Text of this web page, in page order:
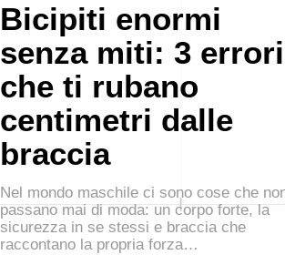
Bicipiti enormi
senza miti: 3 errori
che ti rubano
centimetri dalle
braccia
Nel mondo maschile ci sono cose che
passano mai di moda: un corpo forte, la
sicurezza in se stessi e braccia che
raccontano la propria forza…